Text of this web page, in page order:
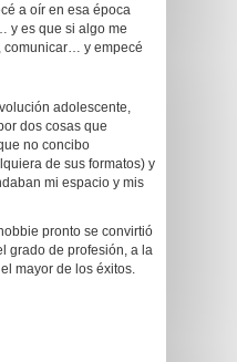
a oír en esa época
y es que si algo me
comunicar… y empecé
adolescente,
dos cosas que
no concibo
de sus formatos) y
mi espacio y mis
pronto se convirtió
grado de profesión, a la
mayor de los éxitos.